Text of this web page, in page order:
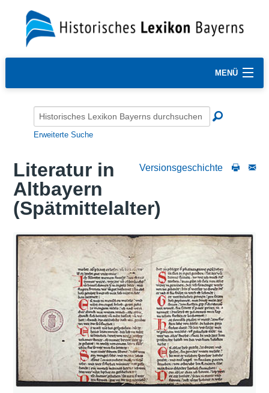
MENÜ
Erweiterte Suche
Versionsgeschichte
Literatur in
Altbayern
(Spätmittelalter)